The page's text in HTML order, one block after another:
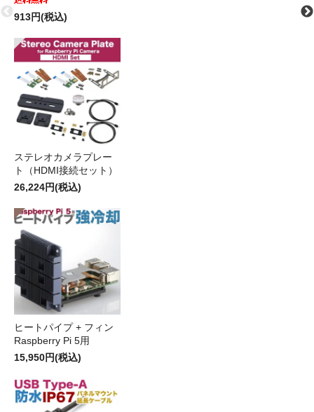
913円(税込)
ステレオカメラプレー
ト（HDMI接続セット）
26,224円(税込)
ヒートパイプ + フィン
Raspberry Pi 5用
15,950円(税込)